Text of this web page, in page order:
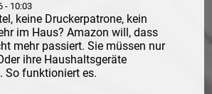
- 10:03
keine Druckerpatrone, kein
im Haus? Amazon will, dass
mehr passiert. Sie müssen nur
ihre Haushaltsgeräte
So funktioniert es.